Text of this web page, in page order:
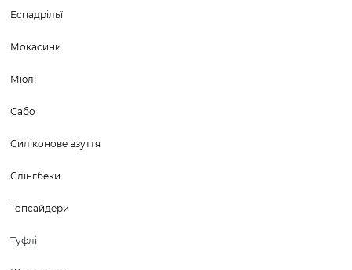
Еспадрільї
Мокасини
Мюлі
Сабо
Силіконове взуття
Слінгбеки
Топсайдери
Туфлі